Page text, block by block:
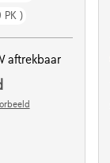
PK )
aftrekbaar